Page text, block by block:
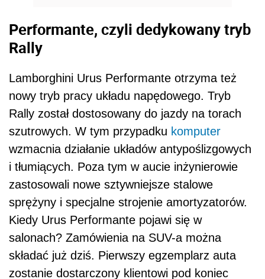
Performante, czyli dedykowany tryb
Rally
Lamborghini Urus Performante otrzyma też
nowy tryb pracy układu napędowego. Tryb
Rally został dostosowany do jazdy na torach
szutrowych. W tym przypadku komputer
wzmacnia działanie układów antypoślizgowych
i tłumiących. Poza tym w aucie inżynierowie
zastosowali nowe sztywniejsze stalowe
sprężyny i specjalne strojenie amortyzatorów.
Kiedy Urus Performante pojawi się w
salonach? Zamówienia na SUV-a można
składać już dziś. Pierwszy egzemplarz auta
zostanie dostarczony klientowi pod koniec